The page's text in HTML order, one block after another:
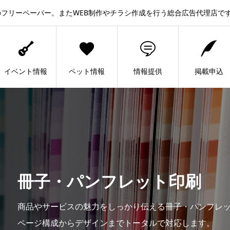
リーペーパー。またWEB制作やチラシ作成を行う総合広告代理店で
イベント情報 ペット情報 情報提供 掲載申込
冊子・パンフレット印刷
商品やサービスの魅力をしっかり伝える冊子・パンフレ
ページ構成からデザインまでトータルで対応します。